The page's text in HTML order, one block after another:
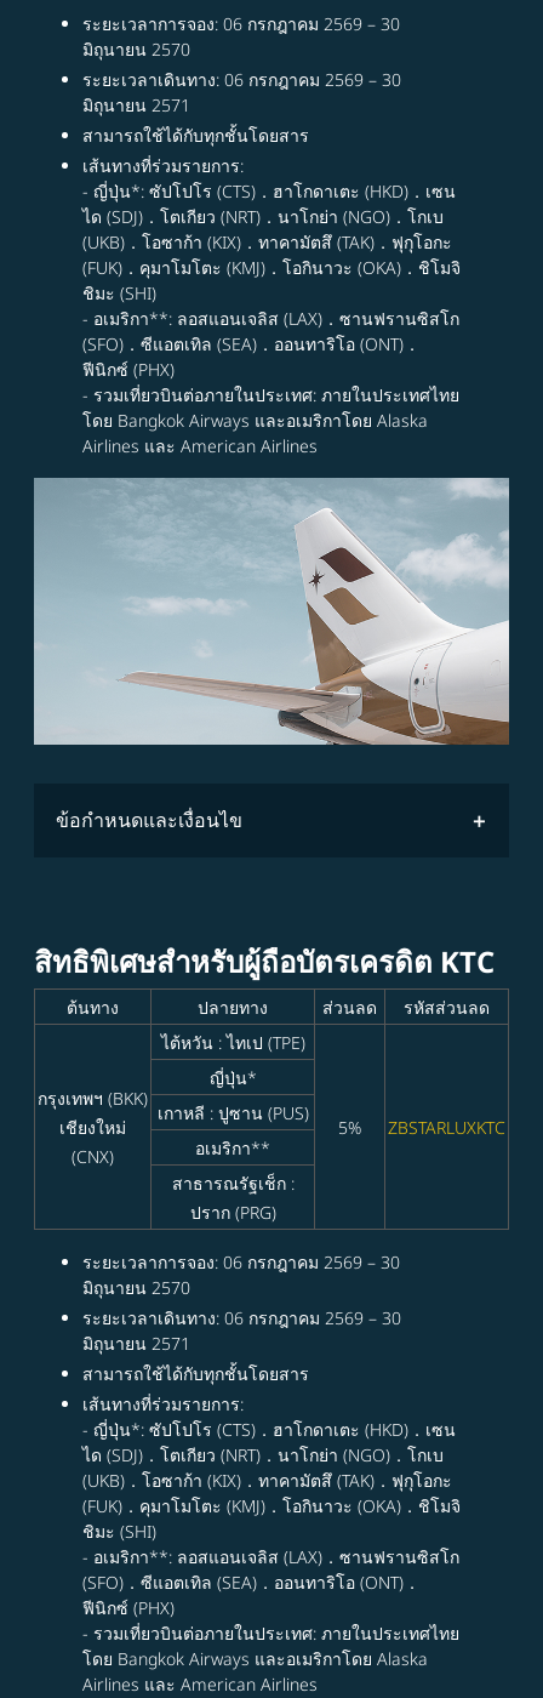
ระยะเวลาการจอง: 06 กรกฎาคม 2569 – 30
มิถุนายน 2570
ระยะเวลาเดินทาง: 06 กรกฎาคม 2569 – 30
มิถุนายน 2571
สามารถใช้ได้กับทุกชั้นโดยสาร
เส้นทางที่ร่วมรายการ:
- ญี่ปุ่น*: ซัปโปโร (CTS)．ฮาโกดาเตะ (HKD)．เซน
ได (SDJ)．โตเกียว (NRT)．นาโกย่า (NGO)．โกเบ
(UKB)．โอซาก้า (KIX)．ทาคามัตสึ (TAK)．ฟุกุโอกะ
(FUK)．คุมาโมโตะ (KMJ)．โอกินาวะ (OKA)．ชิโมจิ
ชิมะ (SHI)
- อเมริกา**: ลอสแอนเจลิส (LAX)．ซานฟรานซิสโก
(SFO)．ซีแอตเทิล (SEA)．ออนทาริโอ (ONT)．
ฟีนิกซ์ (PHX)
- รวมเที่ยวบินต่อภายในประเทศ: ภายในประเทศไทย
โดย Bangkok Airways และอเมริกาโดย Alaska
Airlines และ American Airlines
ข้อกำหนดและเงื่อนไข
สิทธิพิเศษสำหรับผู้ถือบัตรเครดิต KTC
ต้นทาง ปลายทาง ส่วนลด รหัสส่วนลด
กรุงเทพฯ (BKK)
เชียงใหม่
(CNX)
ไต้หวัน : ไทเป (TPE)
5% ZBSTARLUXKTC
ญี่ปุ่น*
เกาหลี : ปูซาน (PUS)
อเมริกา**
สาธารณรัฐเช็ก :
ปราก (PRG)
ระยะเวลาการจอง: 06 กรกฎาคม 2569 – 30
มิถุนายน 2570
ระยะเวลาเดินทาง: 06 กรกฎาคม 2569 – 30
มิถุนายน 2571
สามารถใช้ได้กับทุกชั้นโดยสาร
เส้นทางที่ร่วมรายการ:
- ญี่ปุ่น*: ซัปโปโร (CTS)．ฮาโกดาเตะ (HKD)．เซน
ได (SDJ)．โตเกียว (NRT)．นาโกย่า (NGO)．โกเบ
(UKB)．โอซาก้า (KIX)．ทาคามัตสึ (TAK)．ฟุกุโอกะ
(FUK)．คุมาโมโตะ (KMJ)．โอกินาวะ (OKA)．ชิโมจิ
ชิมะ (SHI)
- อเมริกา**: ลอสแอนเจลิส (LAX)．ซานฟรานซิสโก
(SFO)．ซีแอตเทิล (SEA)．ออนทาริโอ (ONT)．
ฟีนิกซ์ (PHX)
- รวมเที่ยวบินต่อภายในประเทศ: ภายในประเทศไทย
โดย Bangkok Airways และอเมริกาโดย Alaska
Airlines และ American Airlines